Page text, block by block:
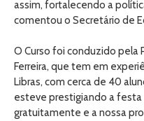
assim, fortalecendo a
comentou o Secretário de
O Curso foi conduzido pela
Ferreira, que tem em
Libras, com cerca de 40
esteve prestigiando a festa
gratuitamente e a nossa